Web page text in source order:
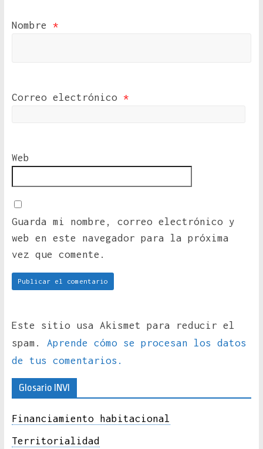
Nombre *
Correo electrónico *
Web
Guarda mi nombre, correo electrónico y
web en este navegador para la próxima
vez que comente.
Este sitio usa Akismet para reducir el
spam. Aprende cómo se procesan los datos
de tus comentarios.
Glosario INVI
Financiamiento habitacional
Territorialidad